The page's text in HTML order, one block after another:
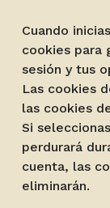
Cuando
cookies para
sesión y tus
Las cookies
las cookies
Si
perdurará
cuenta, las
eliminarán.